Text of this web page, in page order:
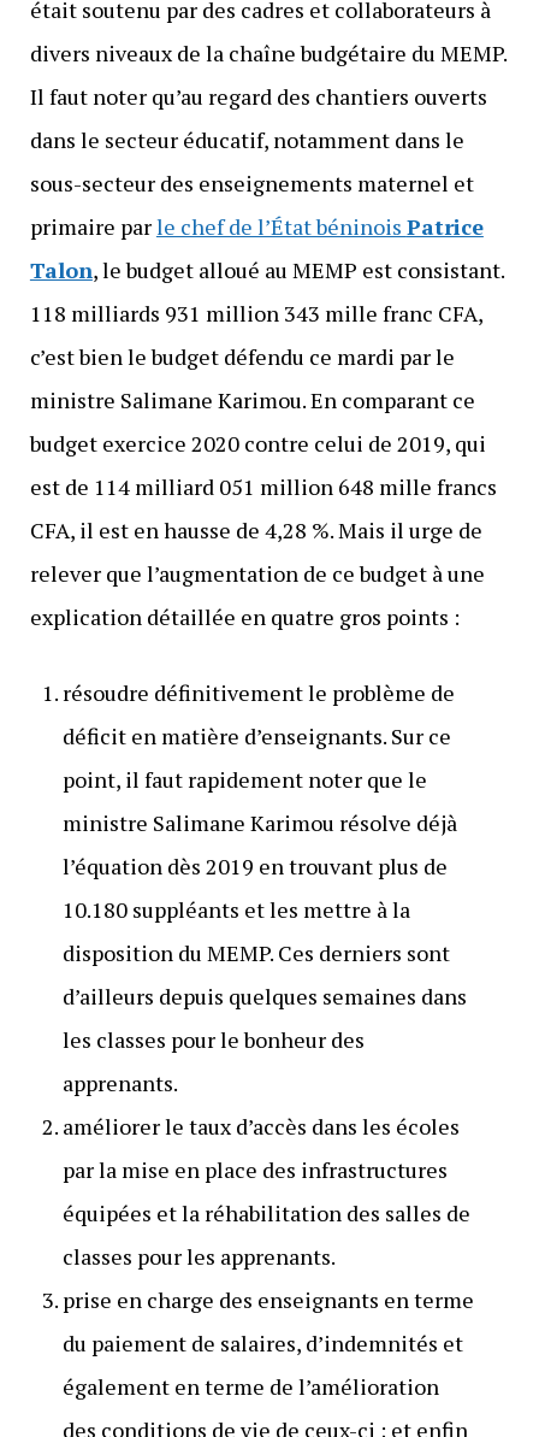
était soutenu par des cadres et collaborateurs à
divers niveaux de la chaîne budgétaire du MEMP.
Il faut noter qu’au regard des chantiers ouverts
dans le secteur éducatif, notamment dans le
sous-secteur des enseignements maternel et
primaire parle chef de l’État béninois Patrice
Talon, le budget alloué au MEMP est consistant.
118 milliards 931 million 343 mille franc CFA,
c’est bien le budget défendu ce mardi par le
ministre Salimane Karimou. En comparant ce
budget exercice 2020 contre celui de 2019, qui
est de 114 milliard 051 million 648 mille francs
CFA, il est en hausse de 4,28 %. Mais il urge de
relever que l’augmentation de ce budget à une
explication détaillée en quatre gros points :
résoudre définitivement le problème de
déficit en matière d’enseignants. Sur ce
point, il faut rapidement noter que le
ministre Salimane Karimou résolve déjà
l’équation dès 2019 en trouvant plus de
10.180 suppléants et les mettre à la
disposition du MEMP. Ces derniers sont
d’ailleurs depuis quelques semaines dans
les classes pour le bonheur des
apprenants.
améliorer le taux d’accès dans les écoles
par la mise en place des infrastructures
équipées et la réhabilitation des salles de
classes pour les apprenants.
prise en charge des enseignants en terme
du paiement de salaires, d’indemnités et
également en terme de l’amélioration
des conditions de vie de ceux-ci ; et enfin